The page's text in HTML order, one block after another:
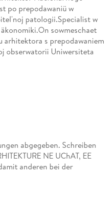
po prepodawaniü w
patologii.Specialist w
sowmeschaet
arhitektora s prepodawaniem
obserwatorii Uniwersiteta
abgegeben. Schreiben
NE UChAT, EE
anderen bei der